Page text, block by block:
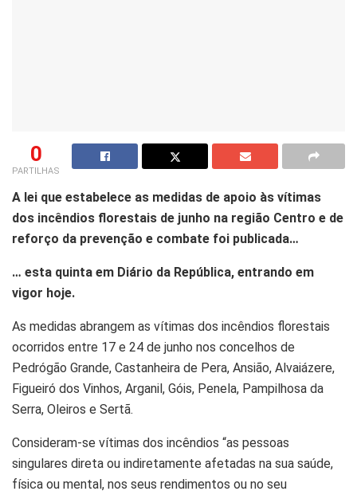
0
PARTILHAS
A lei que estabelece as medidas de apoio às vítimas
dos incêndios florestais de junho na região Centro e de
reforço da prevenção e combate foi publicada…
… esta quinta em Diário da República, entrando em
vigor hoje.
As medidas abrangem as vítimas dos incêndios florestais
ocorridos entre 17 e 24 de junho nos concelhos de
Pedrógão Grande, Castanheira de Pera, Ansião, Alvaiázere,
Figueiró dos Vinhos, Arganil, Góis, Penela, Pampilhosa da
Serra, Oleiros e Sertã.
Consideram-se vítimas dos incêndios “as pessoas
singulares direta ou indiretamente afetadas na sua saúde,
física ou mental, nos seus rendimentos ou no seu